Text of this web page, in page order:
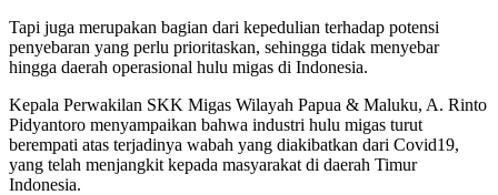
Tapi juga merupakan bagian dari kepedulian terhadap potensi
penyebaran yang perlu prioritaskan, sehingga tidak menyebar
hingga daerah operasional hulu migas di Indonesia.
Kepala Perwakilan SKK Migas Wilayah Papua & Maluku, A. Rinto
Pidyantoro menyampaikan bahwa industri hulu migas turut
berempati atas terjadinya wabah yang diakibatkan dari Covid19,
yang telah menjangkit kepada masyarakat di daerah Timur
Indonesia.